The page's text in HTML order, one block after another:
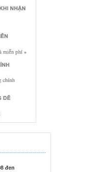
đen